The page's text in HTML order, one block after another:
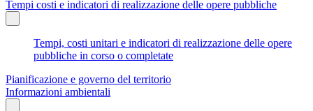
Tempi costi e indicatori di realizzazione delle opere pubbliche
Tempi, costi unitari e indicatori di realizzazione delle opere
pubbliche in corso o completate
Pianificazione e governo del territorio
Informazioni ambientali